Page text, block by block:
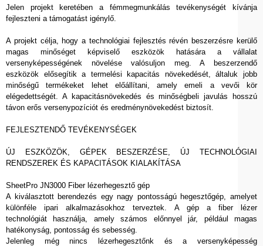
Jelen projekt keretében a fémmegmunkálás tevékenységét kívánja
fejleszteni a támogatást igénylő.
A projekt célja, hogy a technológiai fejlesztés révén beszerzésre kerülő
magas minőséget képviselő eszközök hatására a vállalat
versenyképességének növelése valósuljon meg. A beszerzendő
eszközök elősegítik a termelési kapacitás növekedését, általuk jobb
minőségű termékeket lehet előállítani, amely emeli a vevői kör
elégedettségét. A kapacitásnövekedés és minőségbeli javulás hosszú
távon erős versenypozíciót és eredménynövekedést biztosít.
FEJLESZTENDŐ TEVÉKENYSÉGEK
ÚJ ESZKÖZÖK, GÉPEK BESZERZÉSE, ÚJ TECHNOLÓGIAI
RENDSZEREK ÉS KAPACITÁSOK KIALAKÍTÁSA
SheetPro JN3000 Fiber lézerhegesztő gép
A kiválasztott berendezés egy nagy pontosságú hegesztőgép, amelyet
különféle ipari alkalmazásokhoz terveztek. A gép a fiber lézer
technológiát használja, amely számos előnnyel jár, például magas
hatékonyság, pontosság és sebesség.
Jelenleg még nincs lézerhegesztőnk és a versenyképesség